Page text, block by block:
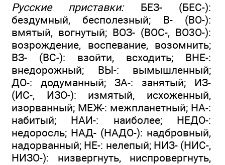
Русские приставки:БЕЗ- (БЕС-):
бездумный, бесполезный; В- (ВО-):
вмятый, вогнутый; ВОЗ- (ВОС-, ВО3О-):
возрождение, воспевание, возомнить;
ВЗ- (ВС-): взойти, всходить; ВНЕ-:
внедорожный; ВЫ-: вымышленный;
ДО-: додуманный; ЗА-: занятый; ИЗ-
(ИС-, ИЗО-): измятый, исхоженный,
изорванный; МЕЖ-: межпланетный; НА-:
набитый; НАИ-: наиболее; НЕДО-:
недоросль; НАД- (НАДО-): надбровный,
надорванный; НЕ-: нелепый; НИЗ- (НИС-,
НИЗО-): низвергнуть, ниспровергнуть,